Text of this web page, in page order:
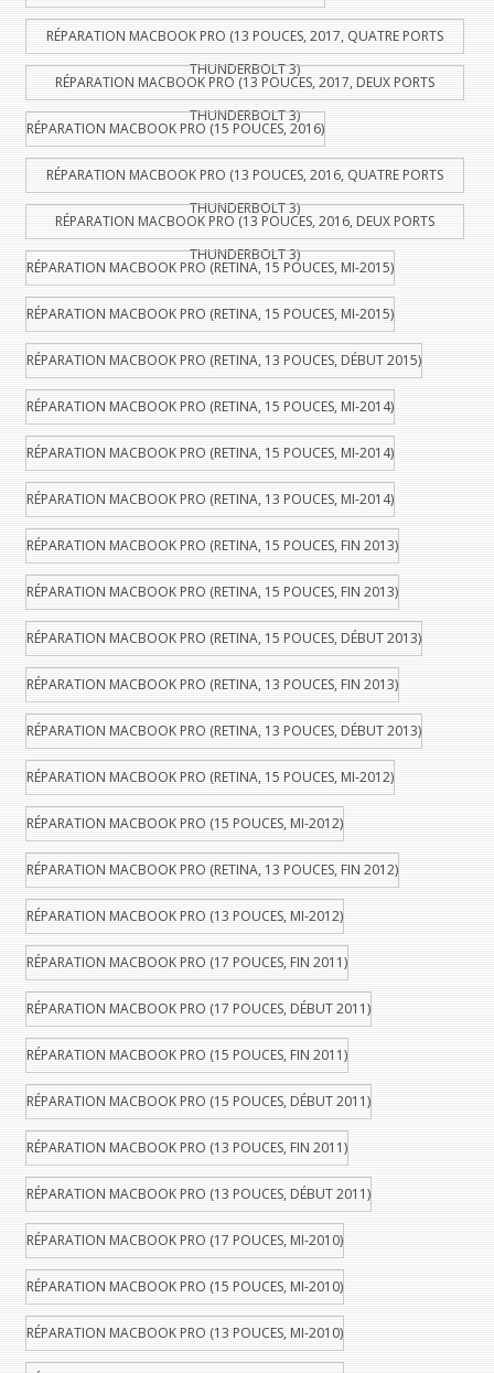
RÉPARATION MACBOOK PRO (13 POUCES, 2017, QUATRE PORTS
THUNDERBOLT 3)
RÉPARATION MACBOOK PRO (13 POUCES, 2017, DEUX PORTS
THUNDERBOLT 3)
RÉPARATION MACBOOK PRO (15 POUCES, 2016)
RÉPARATION MACBOOK PRO (13 POUCES, 2016, QUATRE PORTS
THUNDERBOLT 3)
RÉPARATION MACBOOK PRO (13 POUCES, 2016, DEUX PORTS
THUNDERBOLT 3)
RÉPARATION MACBOOK PRO (RETINA, 15 POUCES, MI-2015)
RÉPARATION MACBOOK PRO (RETINA, 15 POUCES, MI-2015)
RÉPARATION MACBOOK PRO (RETINA, 13 POUCES, DÉBUT 2015)
RÉPARATION MACBOOK PRO (RETINA, 15 POUCES, MI-2014)
RÉPARATION MACBOOK PRO (RETINA, 15 POUCES, MI-2014)
RÉPARATION MACBOOK PRO (RETINA, 13 POUCES, MI-2014)
RÉPARATION MACBOOK PRO (RETINA, 15 POUCES, FIN 2013)
RÉPARATION MACBOOK PRO (RETINA, 15 POUCES, FIN 2013)
RÉPARATION MACBOOK PRO (RETINA, 15 POUCES, DÉBUT 2013)
RÉPARATION MACBOOK PRO (RETINA, 13 POUCES, FIN 2013)
RÉPARATION MACBOOK PRO (RETINA, 13 POUCES, DÉBUT 2013)
RÉPARATION MACBOOK PRO (RETINA, 15 POUCES, MI-2012)
RÉPARATION MACBOOK PRO (15 POUCES, MI-2012)
RÉPARATION MACBOOK PRO (RETINA, 13 POUCES, FIN 2012)
RÉPARATION MACBOOK PRO (13 POUCES, MI-2012)
RÉPARATION MACBOOK PRO (17 POUCES, FIN 2011)
RÉPARATION MACBOOK PRO (17 POUCES, DÉBUT 2011)
RÉPARATION MACBOOK PRO (15 POUCES, FIN 2011)
RÉPARATION MACBOOK PRO (15 POUCES, DÉBUT 2011)
RÉPARATION MACBOOK PRO (13 POUCES, FIN 2011)
RÉPARATION MACBOOK PRO (13 POUCES, DÉBUT 2011)
RÉPARATION MACBOOK PRO (17 POUCES, MI-2010)
RÉPARATION MACBOOK PRO (15 POUCES, MI-2010)
RÉPARATION MACBOOK PRO (13 POUCES, MI-2010)